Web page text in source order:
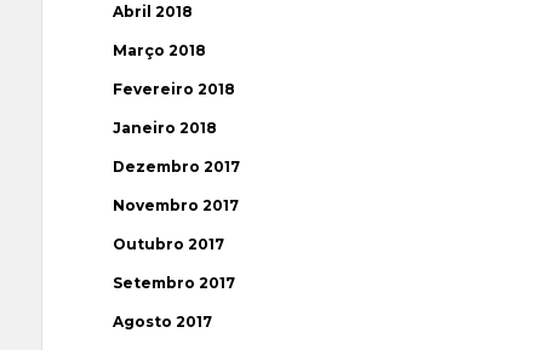
Abril 2018
Março 2018
Fevereiro 2018
Janeiro 2018
Dezembro 2017
Novembro 2017
Outubro 2017
Setembro 2017
Agosto 2017